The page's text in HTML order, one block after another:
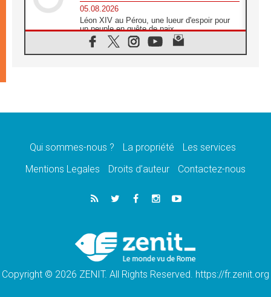
05.08.2026
Léon XIV au Pérou, une lueur d'espoir pour
un peuple en quête de paix
05.08.2026
SCEAM: L'Église en Afrique vers
en Argentine et au Pérou
Audience générale: la prière est un acte
04.08.2026
Léon XIV invite les Chevaliers de Colomb à
Au Nigéria, attaques d'église, meurtre et
enlèvements de religieux suscitent l'émotion
Qui sommes-nous ? La propriété
Les services
Mentions Legales
Droits d’auteur Contactez-nous
Copyright © 2026 ZENIT. All Rights Reserved. https://fr.zenit.org